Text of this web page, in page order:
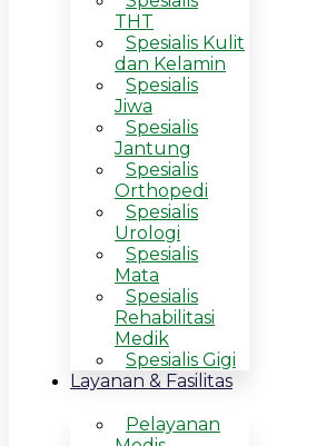
THT
Spesialis Kulit
dan Kelamin
Spesialis
Jiwa
Spesialis
Jantung
Spesialis
Orthopedi
Spesialis
Urologi
Spesialis
Mata
Spesialis
Rehabilitasi
Medik
Spesialis Gigi
Layanan & Fasilitas
Pelayanan